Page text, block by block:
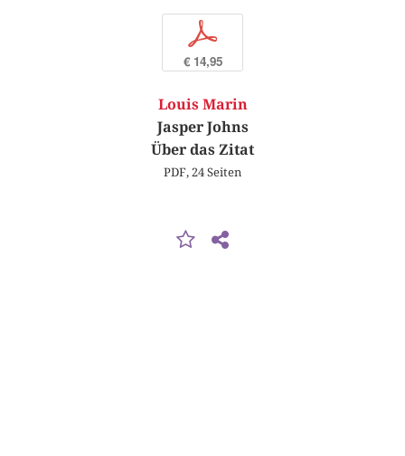
p
€ 14,95
Louis Marin
Jasper Johns
Über das Zitat
PDF, 24 Seiten